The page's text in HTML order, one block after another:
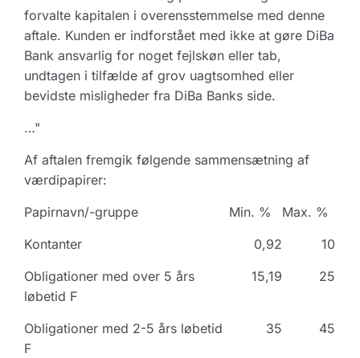
forvalte kapitalen i overensstemmelse med denne
aftale. Kunden er indforstået med ikke at gøre DiBa
Bank ansvarlig for noget fejlskøn eller tab,
undtagen i tilfælde af grov uagtsomhed eller
bevidste misligheder fra DiBa Banks side.
…"
Af aftalen fremgik følgende sammensætning af
værdipapirer:
Papirnavn/-gruppe
Min. %
Max. %
Kontanter
0,92
10
Obligationer med over 5 års
løbetid F
15,19 25
Obligationer med 2-5 års løbetid
F
35 45